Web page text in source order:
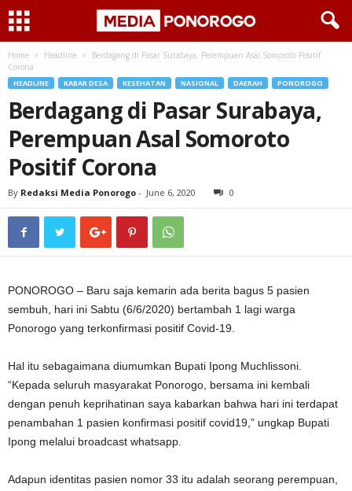
Home Headline
Berdagang di Pasar Surabaya, Perempuan Asal Somoroto Positif
Corona
HEADLINE KABAR DESA KESEHATAN NASIONAL DAERAH PONOROGO
Berdagang di Pasar Surabaya,
Perempuan Asal Somoroto
Positif Corona
By Redaksi Media Ponorogo - June 6, 2020 0
PONOROGO – Baru saja kemarin ada berita bagus 5 pasien
sembuh, hari ini Sabtu (6/6/2020) bertambah 1 lagi warga
Ponorogo yang terkonfirmasi positif Covid-19.
Hal itu sebagaimana diumumkan Bupati Ipong Muchlissoni.
“Kepada seluruh masyarakat Ponorogo, bersama ini kembali
dengan penuh keprihatinan saya kabarkan bahwa hari ini terdapat
penambahan 1 pasien konfirmasi positif covid19,” ungkap Bupati
Ipong melalui broadcast whatsapp.
Adapun identitas pasien nomor 33 itu adalah seorang perempuan,